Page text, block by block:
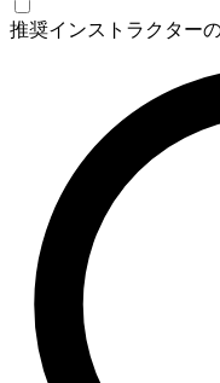
推奨インストラクター